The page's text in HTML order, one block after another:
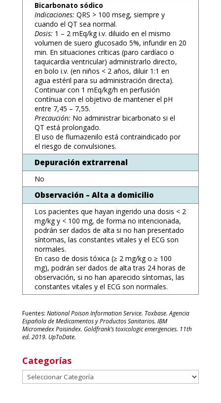
Bicarbonato sódico
Indicaciones: QRS > 100 mseg, siempre y
cuando el QT sea normal.
Dosis: 1 – 2 mEq/kg i.v. diluido en el mismo
volumen de suero glucosado 5%, infundir en 20
min. En situaciones críticas (paro cardíaco o
taquicardia ventricular) administrarlo directo,
en bolo i.v. (en niños < 2 años, diluir 1:1 en
agua estéril para su administración directa).
Continuar con 1 mEq/kg/h en perfusión
contínua con el objetivo de mantener el pH
entre 7,45 – 7,55.
Precaución: No administrar bicarbonato si el
QT está prolongado.
El uso de flumazenilo está contraindicado por
el riesgo de convulsiones.
Depuración extrarrenal
No
Observación – Alta a domicilio
Los pacientes que hayan ingerido una dosis < 2
mg/kg y < 100 mg, de forma no intencionada,
podrán ser dados de alta si no han presentado
síntomas, las constantes vitales y el ECG son
normales.
En caso de dosis tóxica (≥ 2 mg/kg o ≥ 100
mg), podrán ser dados de alta tras 24 horas de
observación, si no han aparecido síntomas, las
constantes vitales y el ECG son normales.
Fuentes: National Poison Information Service. Toxbase. Agencia
Española de Medicamentos y Productos Sanitarios. IBM
Micromedex Poisindex. Goldfrank’s toxicologic emergencies. 11th
ed. 2019. UpToDate.
Categorías
Categorías